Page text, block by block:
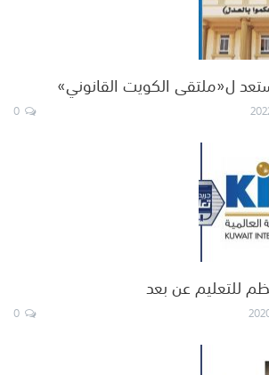
ل«ملتقى الكويت القانوني»
للتعليم عن بعد